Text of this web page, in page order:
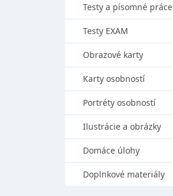
Testy a písomné práce
Testy EXAM
Obrazové karty
Karty osobností
Portréty osobností
Ilustrácie a obrázky
Domáce úlohy
Doplnkové materiály